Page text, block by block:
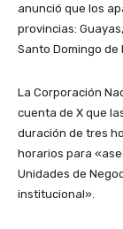
anunció que los
provincias:
Santo Domingo de
La Corporación
cuenta de X que
duración de tres
horarios para
Unidades de
institucional».